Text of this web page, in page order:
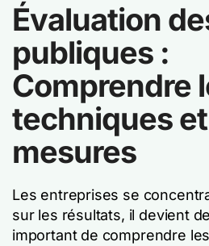
Évaluation
publiques :
Comprendre
techniques
mesures
Les entreprises se
sur les résultats, il devient
important de comprendre